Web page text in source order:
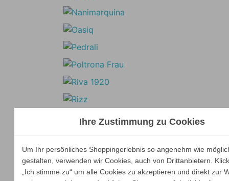
Ihre Zustimmung zu Cookies
Um Ihr persönliches Shoppingerlebnis so angenehm wie
gestalten, verwenden wir Cookies, auch von Drittanbietern.
„Ich stimme zu“ um alle Cookies zu akzeptieren und direkt zur